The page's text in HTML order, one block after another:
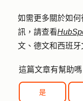
如需更多關於如
訊，請查看
文、德文和西班牙
這篇文章有幫助嗎
是